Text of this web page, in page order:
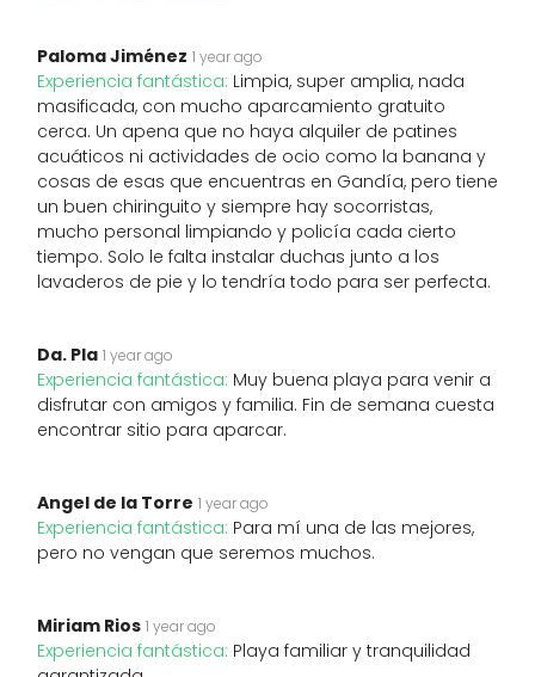
Paloma Jiménez 1 year ago
Experiencia fantástica: Limpia, super amplia, nada
masificada, con mucho aparcamiento gratuito
cerca. Un apena que no haya alquiler de patines
acuáticos ni actividades de ocio como la banana y
cosas de esas que encuentras en Gandía, pero tiene
un buen chiringuito y siempre hay socorristas,
mucho personal limpiando y policía cada cierto
tiempo. Solo le falta instalar duchas junto a los
lavaderos de pie y lo tendría todo para ser perfecta.
Da. Pla 1 year ago
Experiencia fantástica: Muy buena playa para venir a
disfrutar con amigos y familia. Fin de semana cuesta
encontrar sitio para aparcar.
Angel de la Torre 1 year ago
Experiencia fantástica: Para mí una de las mejores,
pero no vengan que seremos muchos.
Miriam Rios 1 year ago
Experiencia fantástica: Playa familiar y tranquilidad